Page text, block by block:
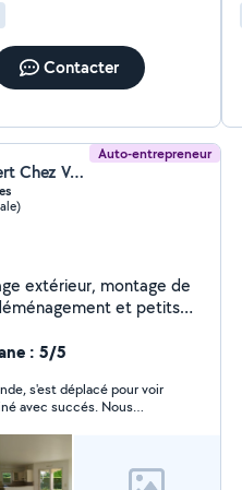
Contacter
Auto-entrepreneur
Mathias Lecat (Vert Chez Vous)
extérieur, montage de
et petits
: 5/5
s'est déplacé pour voir
succés. Nous